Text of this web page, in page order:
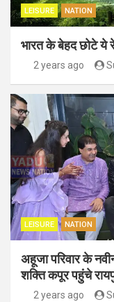
LEISURE NATION
भारत के बेहद छोटे ये
2 years ago
LEISURE NATION
अहूजा परिवार के
शक्ति कपूर पहुंचे
2 years ago